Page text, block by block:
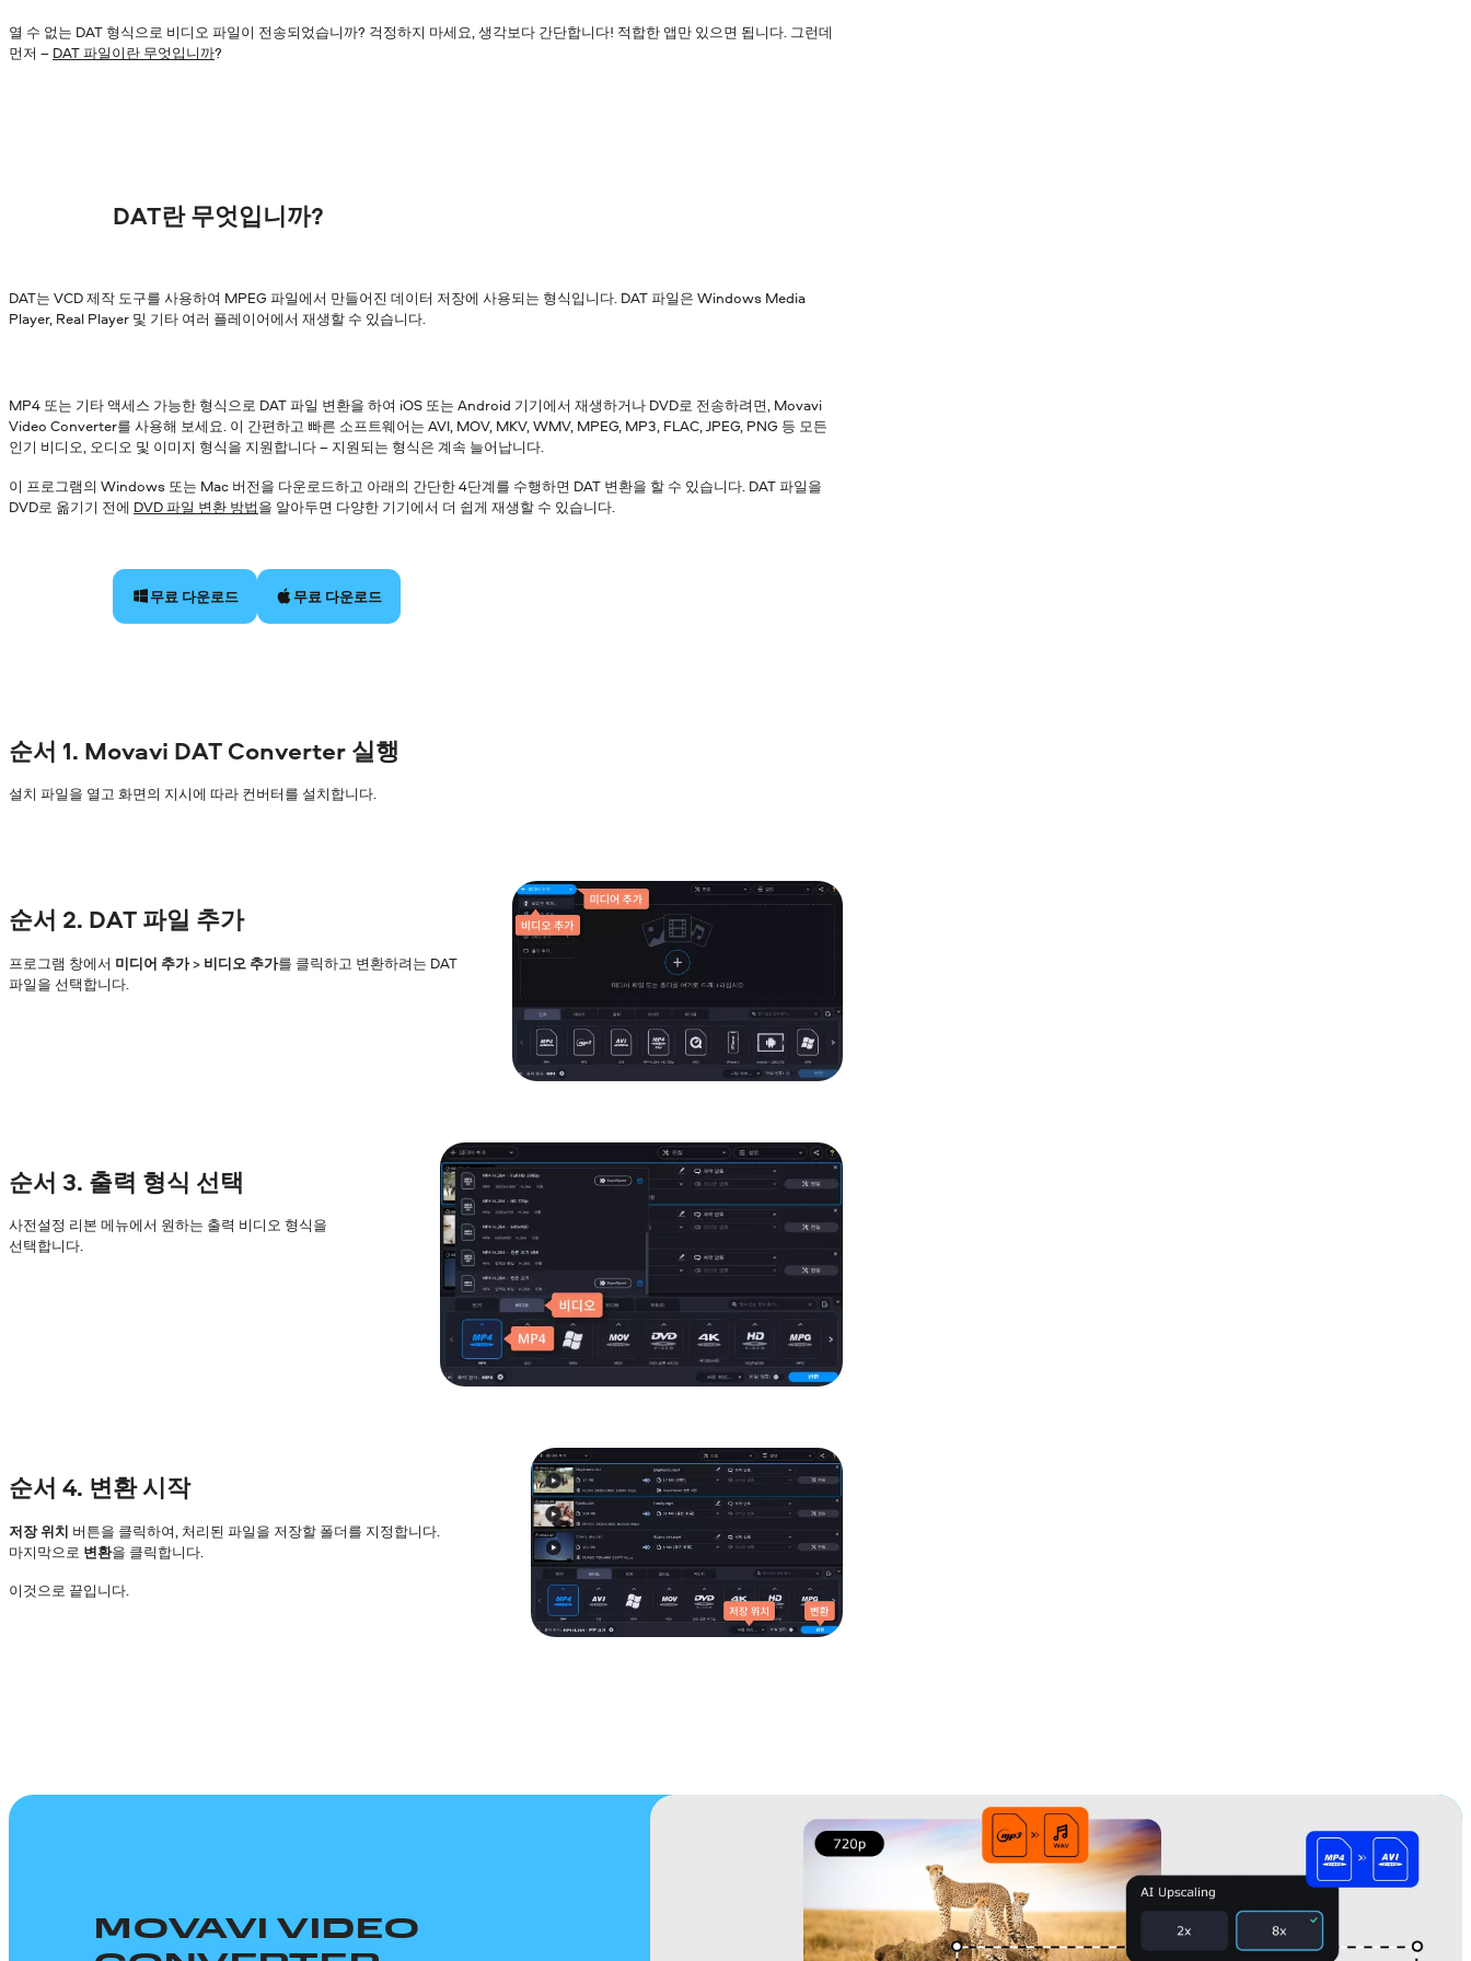
열 수 없는 DAT 형식으로 비디오 파일이 전송되었습니까? 걱정하지 마세요, 생각보다 간단합니다! 적합한 앱만 있으면 됩니다. 그런데
먼저 – DAT 파일이란 무엇입니까?
DAT란 무엇입니까?
DAT는 VCD 제작 도구를 사용하여 MPEG 파일에서 만들어진 데이터 저장에 사용되는 형식입니다. DAT 파일은 Windows Media
Player, Real Player 및 기타 여러 플레이어에서 재생할 수 있습니다.
MP4 또는 기타 액세스 가능한 형식으로 DAT 파일 변환을 하여 iOS 또는 Android 기기에서 재생하거나 DVD로 전송하려면, Movavi
Video Converter를 사용해 보세요. 이 간편하고 빠른 소프트웨어는 AVI, MOV, MKV, WMV, MPEG, MP3, FLAC, JPEG, PNG 등 모든
인기 비디오, 오디오 및 이미지 형식을 지원합니다 – 지원되는 형식은 계속 늘어납니다.
이 프로그램의 Windows 또는 Mac 버전을 다운로드하고 아래의 간단한 4단계를 수행하면 DAT 변환을 할 수 있습니다. DAT 파일을
DVD로 옮기기 전에 DVD 파일 변환 방법을 알아두면 다양한 기기에서 더 쉽게 재생할 수 있습니다.
무료 다운로드 무료 다운로드
순서 1. Movavi DAT Converter 실행
설치 파일을 열고 화면의 지시에 따라 컨버터를 설치합니다.
순서 2. DAT 파일 추가
프로그램 창에서 미디어 추가> 비디오 추가를 클릭하고 변환하려는 DAT
파일을 선택합니다.
순서 3. 출력 형식 선택
사전설정 리본 메뉴에서 원하는 출력 비디오 형식을
선택합니다.
순서 4. 변환 시작
저장 위치 버튼을 클릭하여, 처리된 파일을 저장할 폴더를 지정합니다.
마지막으로 변환을 클릭합니다.
이것으로 끝입니다.
MOVAVI VIDEO